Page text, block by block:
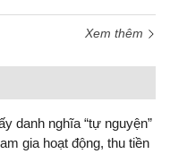
Xem thêm
danh nghĩa “tự nguyện”
gia hoạt động, thu tiền